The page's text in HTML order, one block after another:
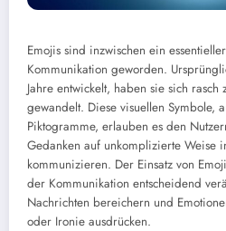
Emojis sind inzwischen ein
Kommunikation geworden.
Jahre entwickelt, haben sie sich
gewandelt. Diese visuellen Symbole,
Piktogramme, erlauben es den
Gedanken auf unkomplizierte Weise
kommunizieren. Der Einsatz von
der Kommunikation entscheidend
Nachrichten bereichern und
oder Ironie ausdrücken.